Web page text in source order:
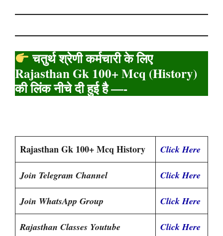
चतुर्थ श्रेणी कर्मचारी के लिए
Rajasthan Gk 100+ Mcq (History)
की लिंक नीचे दी हुई है —-
Rajasthan Gk 100+ Mcq History Click Here
Join Telegram Channel Click Here
Join WhatsApp Group Click Here
Rajasthan Classes Youtube Click Here